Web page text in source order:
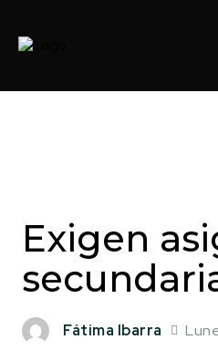
Exigen
Fátima Ibarra